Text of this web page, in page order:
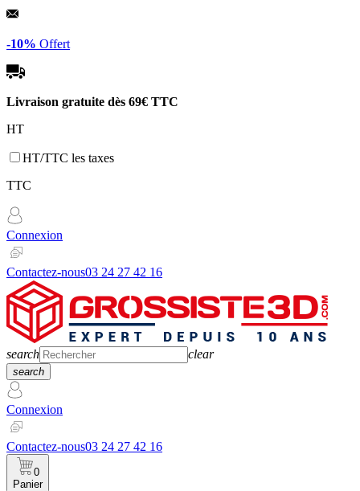
Panneau de gestion des cookies
-10% Offert
Livraison gratuite dès 69€ TTC
HT
HT/TTC les taxes
TTC
Connexion
Contactez-nous03 24 27 42 16
search clear
search
Connexion
Contactez-nous03 24 27 42 16
0
Panier